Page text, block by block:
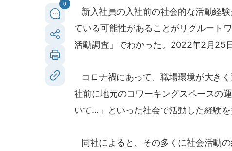
0
新入社員の入社前の社会的な活動経
ている可能性があることがリクルート
活動調査」でわかった。2022年2月25
コロナ禍にあって、職場環境が大き
社前に地元のコワーキングスペースの
いて...」といった社会で活動した経験を
同社によると、その多くに社会活動